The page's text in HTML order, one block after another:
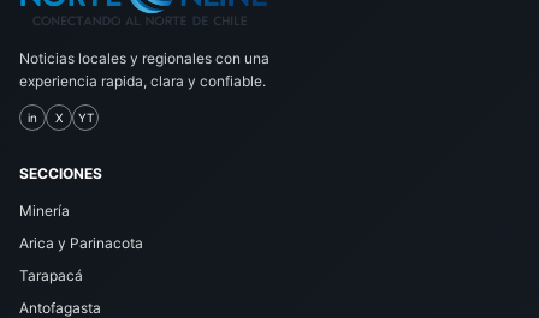
Noticias locales y regionales con una
experiencia rapida, clara y confiable.
in X YT
SECCIONES
Minería
Arica y Parinacota
Tarapacá
Antofagasta